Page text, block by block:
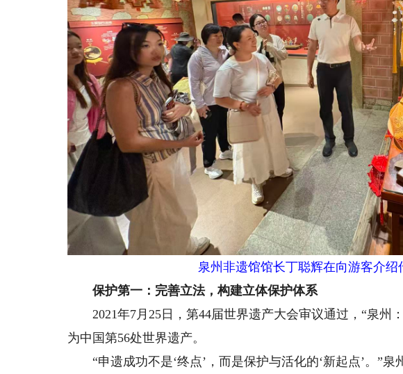
泉州非遗馆馆长丁聪辉在向游客介绍
保护第一：完善立法，构建立体保护体系
2021年7月25日，第44届世界遗产大会审议通过，“泉州
为中国第56处世界遗产。
“申遗成功不是‘终点’，而是保护与活化的‘新起点’。”泉